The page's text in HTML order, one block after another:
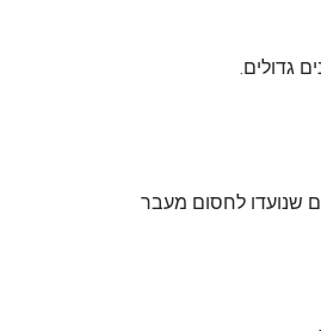
גדולים.
שנועדו לחסום מעבר